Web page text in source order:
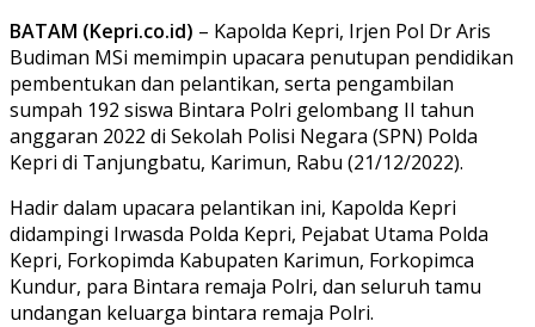
BATAM (Kepri.co.id) – Kapolda Kepri, Irjen Pol Dr Aris
Budiman MSi memimpin upacara penutupan pendidikan
pembentukan dan pelantikan, serta pengambilan
sumpah 192 siswa Bintara Polri gelombang II tahun
anggaran 2022 di Sekolah Polisi Negara (SPN) Polda
Kepri di Tanjungbatu, Karimun, Rabu (21/12/2022).
Hadir dalam upacara pelantikan ini, Kapolda Kepri
didampingi Irwasda Polda Kepri, Pejabat Utama Polda
Kepri, Forkopimda Kabupaten Karimun, Forkopimca
Kundur, para Bintara remaja Polri, dan seluruh tamu
undangan keluarga bintara remaja Polri.